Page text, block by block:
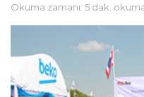
Okuma zamanı: 5 dak.